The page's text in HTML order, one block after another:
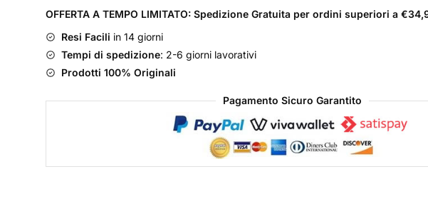
de
Toilette
quantità
OFFERTA A TEMPO LIMITATO: Spedizione Gratuita per ordini superiori a
Resi Facili in 14 giorni
Tempi di spedizione: 2-6 giorni lavorativi
Prodotti 100% Originali
Pagamento Sicuro Garantito